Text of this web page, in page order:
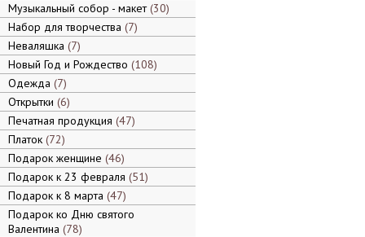
Музыкальный собор - макет 30
Набор для творчества 7
Неваляшка 7
Новый Год и Рождество 108
Одежда 7
Открытки 6
Печатная продукция 47
Платок 72
Подарок женщине 46
Подарок к 23 февраля 51
Подарок к 8 марта 47
Подарок ко Дню святого
Валентина 78